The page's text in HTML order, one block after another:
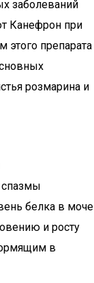
заболеваний
Канефрон при
препарата
розмарина и
спазмы
белка в моче
и росту
в